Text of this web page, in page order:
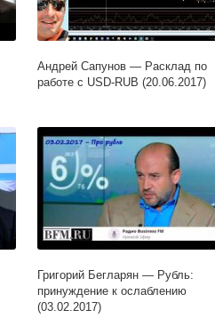
Андрей Сапунов — Расклад по
работе с USD-RUB (20.06.2017)
Григорий Бегларян — Рубль:
принуждение к ослаблению
(03.02.2017)